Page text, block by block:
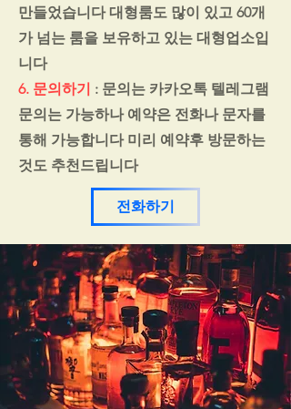
만들었습니다 대형룸도 많이 있고 60개
가 넘는 룸을 보유하고 있는 대형업소입
니다
6. 문의하기 : 문의는 카카오톡 텔레그램
문의는 가능하나 예약은 전화나 문자를
통해 가능합니다 미리 예약후 방문하는
것도 추천드립니다
전화하기